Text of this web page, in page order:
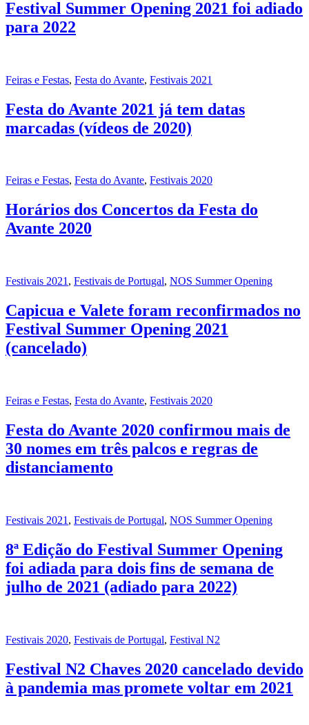
Festival Summer Opening 2021 foi adiado
para 2022
Feiras e Festas, Festa do Avante, Festivais 2021
Festa do Avante 2021 já tem datas
marcadas (vídeos de 2020)
Feiras e Festas, Festa do Avante, Festivais 2020
Horários dos Concertos da Festa do
Avante 2020
Festivais 2021 , Festivais de Portugal, NOS Summer Opening
Capicua e Valete foram reconfirmados no
Festival Summer Opening 2021
(cancelado)
Feiras e Festas, Festa do Avante, Festivais 2020
Festa do Avante 2020 confirmou mais de
30 nomes em três palcos e regras de
distanciamento
Festivais 2021 , Festivais de Portugal, NOS Summer Opening
8ª Edição do Festival Summer Opening
foi adiada para dois fins de semana de
julho de 2021 (adiado para 2022)
Festivais 2020, Festivais de Portugal, Festival N2
Festival N2 Chaves 2020 cancelado devido
à pandemia mas promete voltar em 2021